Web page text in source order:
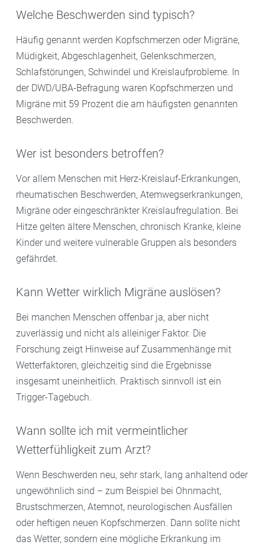
Welche Beschwerden sind typisch?
Häufig genannt werden Kopfschmerzen oder Migräne,
Müdigkeit, Abgeschlagenheit, Gelenkschmerzen,
Schlafstörungen, Schwindel und Kreislaufprobleme. In
der DWD/UBA-Befragung waren Kopfschmerzen und
Migräne mit 59 Prozent die am häufigsten genannten
Beschwerden.
Wer ist besonders betroffen?
Vor allem Menschen mit Herz-Kreislauf-Erkrankungen,
rheumatischen Beschwerden, Atemwegserkrankungen,
Migräne oder eingeschränkter Kreislaufregulation. Bei
Hitze gelten ältere Menschen, chronisch Kranke, kleine
Kinder und weitere vulnerable Gruppen als besonders
gefährdet.
Kann Wetter wirklich Migräne auslösen?
Bei manchen Menschen offenbar ja, aber nicht
zuverlässig und nicht als alleiniger Faktor. Die
Forschung zeigt Hinweise auf Zusammenhänge mit
Wetterfaktoren, gleichzeitig sind die Ergebnisse
insgesamt uneinheitlich. Praktisch sinnvoll ist ein
Trigger-Tagebuch.
Wann sollte ich mit vermeintlicher
Wetterfühligkeit zum Arzt?
Wenn Beschwerden neu, sehr stark, lang anhaltend oder
ungewöhnlich sind – zum Beispiel bei Ohnmacht,
Brustschmerzen, Atemnot, neurologischen Ausfällen
oder heftigen neuen Kopfschmerzen. Dann sollte nicht
das Wetter, sondern eine mögliche Erkrankung im